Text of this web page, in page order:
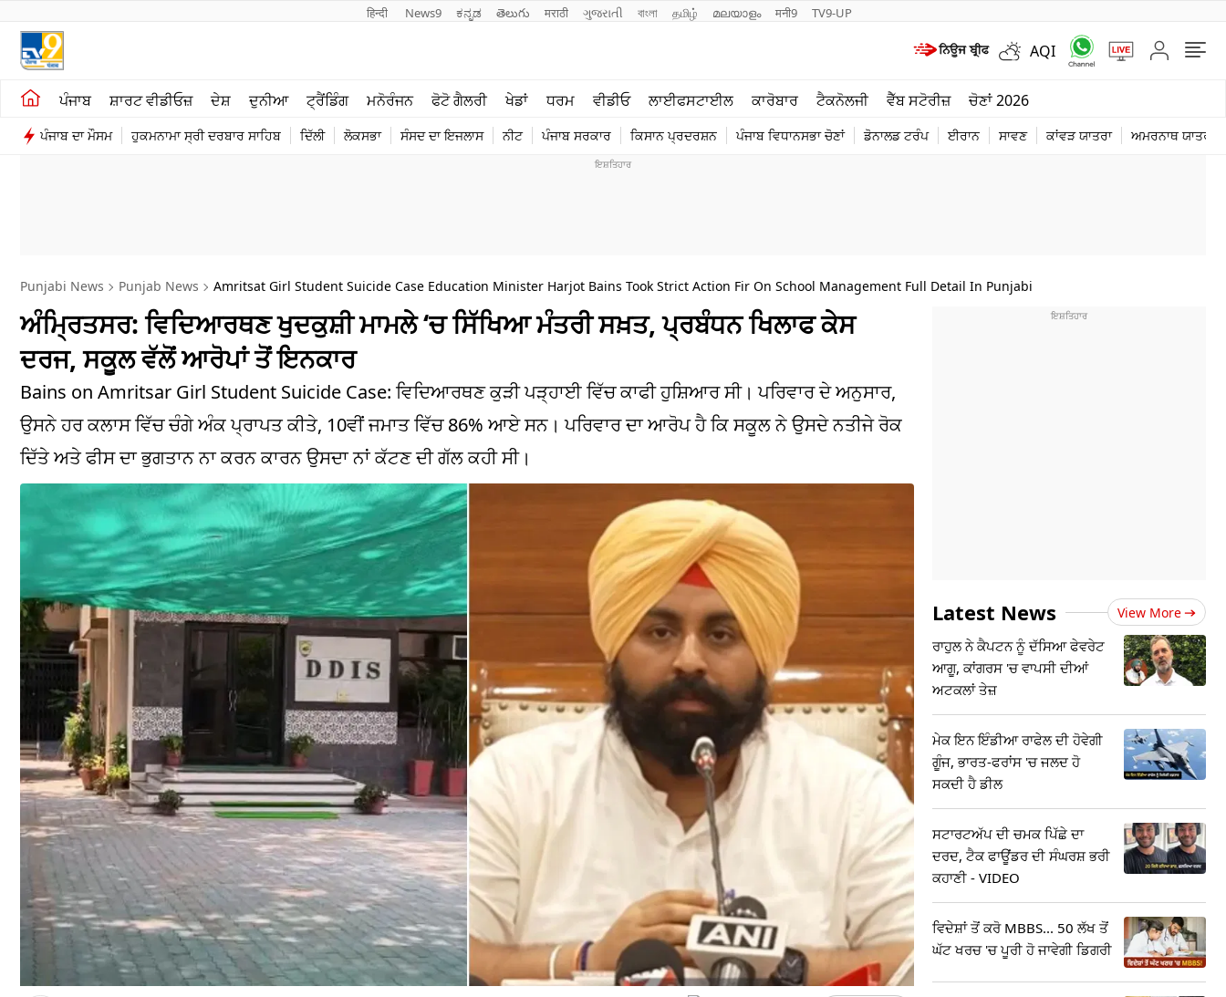
हिन्दी News9 ಕನ್ನಡ తెలుగు मराठी ગુજરાતી বাংলা தமிழ் മലയാളം मनी9 TV9-UP
AQI
ਪੰਜਾਬ ਸ਼ਾਰਟ ਵੀਡੀਓਜ਼ ਦੇਸ਼ ਦੁਨੀਆ ਟ੍ਰੈਂਡਿੰਗ ਮਨੋਰੰਜਨ ਫੋਟੋ ਗੈਲਰੀ ਖੇਡਾਂ ਧਰਮ ਵੀਡੀਓ ਲਾਈਫਸਟਾਈਲ ਕਾਰੋਬਾਰ ਟੈਕਨੋਲਜੀ ਵੈੱਬ ਸਟੋਰੀਜ਼ ਚੋਣਾਂ 2026
ਪੰਜਾਬ ਦਾ ਮੌਸਮ ਹੁਕਮਨਾਮਾ ਸ੍ਰੀ ਦਰਬਾਰ ਸਾਹਿਬ ਦਿੱਲੀ ਲੋਕਸਭਾ ਸੰਸਦ ਦਾ ਇਜਲਾਸ ਨੀਟ ਪੰਜਾਬ ਸਰਕਾਰ ਕਿਸਾਨ ਪ੍ਰਦਰਸ਼ਨ ਪੰਜਾਬ ਵਿਧਾਨਸਭਾ ਚੋਣਾਂ ਡੋਨਾਲਡ ਟਰੰਪ ਈਰਾਨ ਸਾਵਣ ਕਾਂਵੜ ਯਾਤਰਾ ਅਮਰਨਾਥ ਯਾਤਰਾ
ਖੇਤੀਬਾੜੀ
ਸ਼ਾਰਟ ਵੀਡੀਓਜ਼
ਮਨੋਰੰਜਨ
ਪੰਜਾਬ
ਟੈਕਨੋਲਜੀ
ਦੁਨੀਆ
Punjabi News Punjab News Amritsat Girl Student Suicide Case Education Minister Harjot Bains Took Strict Action Fir On School Management Full Detail In Punjabi
ਅੰਮ੍ਰਿਤਸਰ: ਵਿਦਿਆਰਥਣ ਖੁਦਕੁਸ਼ੀ ਮਾਮਲੇ ‘ਚ ਸਿੱਖਿਆ ਮੰਤਰੀ ਸਖ਼ਤ, ਪ੍ਰਬੰਧਨ ਖਿਲਾਫ ਕੇਸ
ਦਰਜ, ਸਕੂਲ ਵੱਲੋਂ ਆਰੋਪਾਂ ਤੋਂ ਇਨਕਾਰ
Bains on Amritsar Girl Student Suicide Case: ਵਿਦਿਆਰਥਣ ਕੁੜੀ ਪੜ੍ਹਾਈ ਵਿੱਚ ਕਾਫੀ ਹੁਸ਼ਿਆਰ ਸੀ। ਪਰਿਵਾਰ ਦੇ ਅਨੁਸਾਰ,
ਉਸਨੇ ਹਰ ਕਲਾਸ ਵਿੱਚ ਚੰਗੇ ਅੰਕ ਪ੍ਰਾਪਤ ਕੀਤੇ, 10ਵੀਂ ਜਮਾਤ ਵਿੱਚ 86% ਆਏ ਸਨ। ਪਰਿਵਾਰ ਦਾ ਆਰੋਪ ਹੈ ਕਿ ਸਕੂਲ ਨੇ ਉਸਦੇ ਨਤੀਜੇ ਰੋਕ
ਦਿੱਤੇ ਅਤੇ ਫੀਸ ਦਾ ਭੁਗਤਾਨ ਨਾ ਕਰਨ ਕਾਰਨ ਉਸਦਾ ਨਾਂ ਕੱਟਣ ਦੀ ਗੱਲ ਕਹੀ ਸੀ।
Latest News View More
ਰਾਹੁਲ ਨੇ ਕੈਪਟਨ ਨੂੰ ਦੱਸਿਆ ਫੇਵਰੇਟ
ਆਗੂ, ਕਾਂਗਰਸ 'ਚ ਵਾਪਸੀ ਦੀਆਂ
ਅਟਕਲਾਂ ਤੇਜ਼
ਮੇਕ ਇਨ ਇੰਡੀਆ ਰਾਫੇਲ ਦੀ ਹੋਵੇਗੀ
ਗੂੰਜ, ਭਾਰਤ-ਫਰਾਂਸ 'ਚ ਜਲਦ ਹੋ
ਸਕਦੀ ਹੈ ਡੀਲ
ਸਟਾਰਟਅੱਪ ਦੀ ਚਮਕ ਪਿੱਛੇ ਦਾ
ਦਰਦ, ਟੈਕ ਫਾਊਂਡਰ ਦੀ ਸੰਘਰਸ਼ ਭਰੀ
ਕਹਾਣੀ - VIDEO
ਵਿਦੇਸ਼ਾਂ ਤੋਂ ਕਰੋ MBBS... 50 ਲੱਖ ਤੋਂ
ਘੱਟ ਖਰਚ 'ਚ ਪੂਰੀ ਹੋ ਜਾਵੇਗੀ ਡਿਗਰੀ